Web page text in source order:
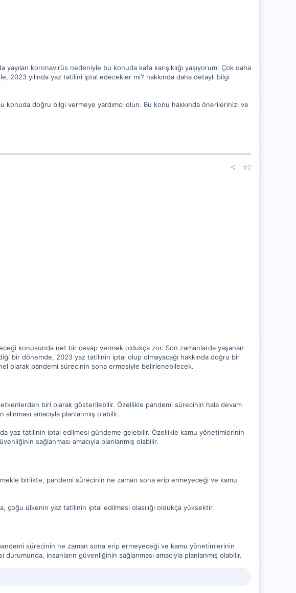
koronavirüs nedeniyle bu konuda kafa karışıklığı yaşıyorum. Çok daha
2023 yılında yaz tatilini iptal edecekler mi? hakkında daha detaylı bilgi
doğru bilgi vermeye yardımcı olun. Bu konu hakkında önerilerinizi ve
#2
konusunda net bir cevap vermek oldukça zor. Son zamanlarda yaşanan
bir dönemde, 2023 yaz tatilinin iptal olup olmayacağı hakkında doğru bir
olarak pandemi sürecinin sona ermesiyle belirlenebilecek.
biri olarak gösterilebilir. Özellikle pandemi sürecinin hala devam
amacıyla planlanmış olabilir.
da yaz tatilinin iptal edilmesi gündeme gelebilir. Özellikle kamu yönetimlerinin
sağlanması amacıyla planlanmış olabilir.
birlikte, pandemi sürecinin ne zaman sona erip ermeyeceği ve kamu
çoğu ülkenin yaz tatilinin iptal edilmesi olasılığı oldukça yüksektir.
sürecinin ne zaman sona erip ermeyeceği ve kamu yönetimlerinin
insanların güvenliğinin sağlanması amacıyla planlanmış olabilir.